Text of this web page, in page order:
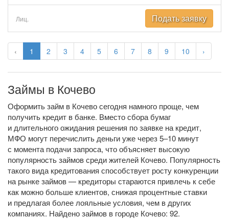
‹ 1 2 3 4 5 6 7 8 9 10 ›
Лиц. Подать заявку
Займы в Кочево
Оформить займ в Кочево сегодня намного проще, чем
получить кредит в банке. Вместо сбора бумаг
и длительного ожидания решения по заявке на кредит,
МФО могут перечислить деньги уже через 5–10 минут
с момента подачи запроса, что объясняет высокую
популярность займов среди жителей Кочево. Популярность
такого вида кредитования способствует росту конкуренции
на рынке займов — кредиторы стараются привлечь к себе
как можно больше клиентов, снижая процентные ставки
и предлагая более лояльные условия, чем в других
компаниях. Найдено займов в городе Кочево: 92.